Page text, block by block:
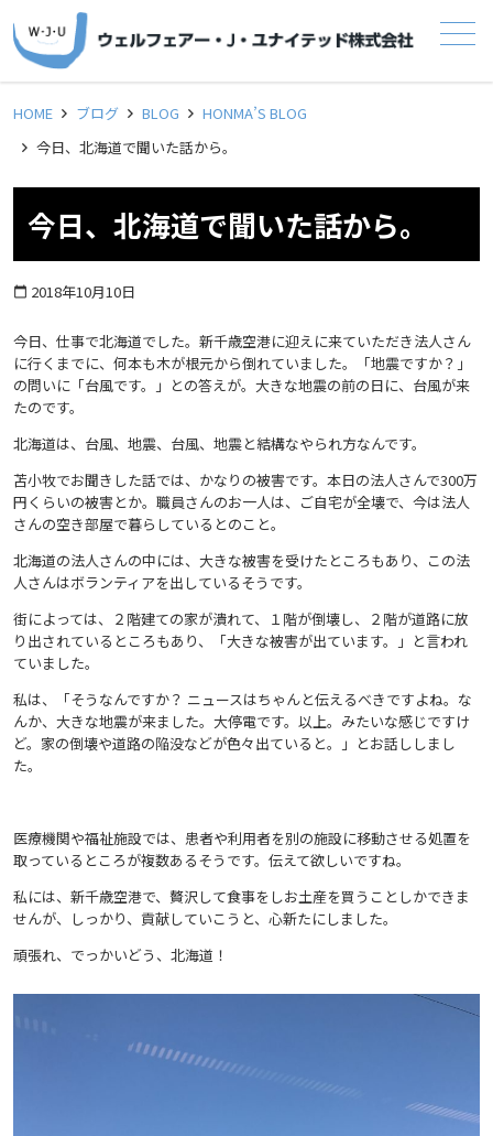
メニュー
HOME ブログ BLOG
HONMA’S BLOG
今日、北海道で聞いた話から。
今日、北海道で聞いた話から。
calendar_today 2018年10月10日
今日、仕事で北海道でした。新千歳空港に迎えに来ていただき法人さん
に行くまでに、何本も木が根元から倒れていました。「地震ですか？」
の問いに「台風です。」との答えが。大きな地震の前の日に、台風が来
たのです。
北海道は、台風、地震、台風、地震と結構なやられ方なんです。
苫小牧でお聞きした話では、かなりの被害です。本日の法人さんで300万
円くらいの被害とか。職員さんのお一人は、ご自宅が全壊で、今は法人
さんの空き部屋で暮らしているとのこと。
北海道の法人さんの中には、大きな被害を受けたところもあり、この法
人さんはボランティアを出しているそうです。
街によっては、２階建ての家が潰れて、１階が倒壊し、２階が道路に放
り出されているところもあり、「大きな被害が出ています。」と言われ
ていました。
私は、「そうなんですか？ ニュースはちゃんと伝えるべきですよね。な
んか、大きな地震が来ました。大停電です。以上。みたいな感じですけ
ど。家の倒壊や道路の陥没などが色々出ていると。」とお話ししまし
た。
医療機関や福祉施設では、患者や利用者を別の施設に移動させる処置を
取っているところが複数あるそうです。伝えて欲しいですね。
私には、新千歳空港で、贅沢して食事をしお土産を買うことしかできま
せんが、しっかり、貢献していこうと、心新たにしました。
頑張れ、でっかいどう、北海道！